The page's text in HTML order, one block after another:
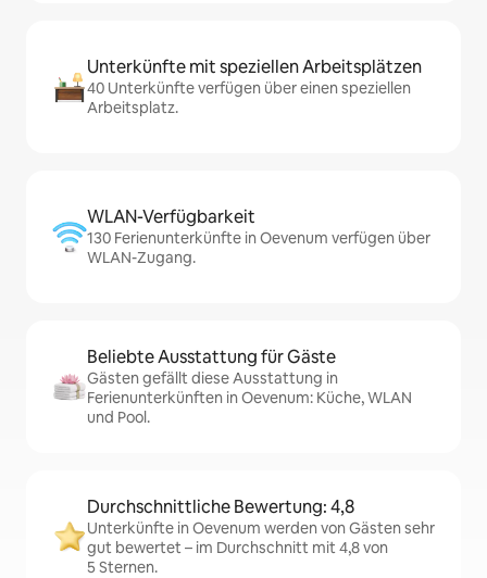
Unterkünfte mit speziellen Arbeitsplätzen
40 Unterkünfte verfügen über einen speziellen
Arbeitsplatz.
WLAN-Verfügbarkeit
130 Ferienunterkünfte in Oevenum verfügen über
WLAN-Zugang.
Beliebte Ausstattung für Gäste
Gästen gefällt diese Ausstattung in
Ferienunterkünften in Oevenum: Küche, WLAN
und Pool.
Durchschnittliche Bewertung: 4,8
Unterkünfte in Oevenum werden von Gästen sehr
gut bewertet – im Durchschnitt mit 4,8 von
5 Sternen.